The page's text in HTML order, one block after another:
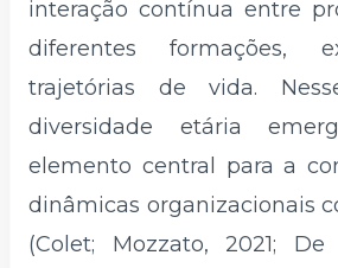
interação contínua entre
diferentes formações,
trajetórias de vida.
diversidade etária
elemento central para a
dinâmicas organizacionais
(Colet; Mozzato, 2021; De